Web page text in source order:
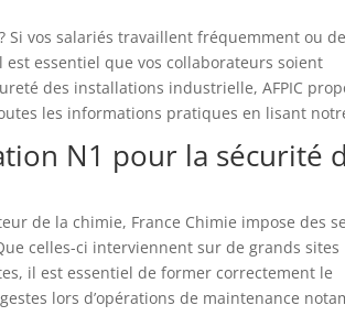
vos salariés travaillent fréquemment ou
essentiel que vos collaborateurs soient
des installations industrielle, AFPIC
les informations pratiques en lisant
N1 pour la sécurité
de la chimie, France Chimie impose des
celles-ci interviennent sur de grands sites
il est essentiel de former correctement le
lors d’opérations de maintenance